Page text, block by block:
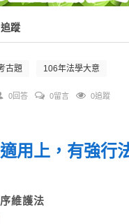
追蹤
古題 106年法學大意
0回答 0留言 0追蹤
用上，有強行
維護法